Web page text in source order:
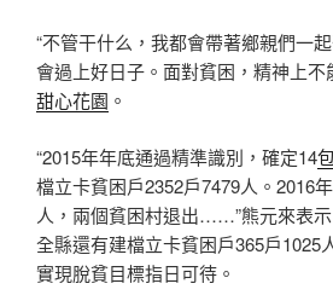
“不管干什么，我都會帶著鄉親們一
會過上好日子。面對貧困，精神上不
甜心花園 。
“2015年年底通過精準識別，確定14
檔立卡貧困戶2352戶7479人。2016
人，兩個貧困村退出……”熊元來表示
全縣還有建檔立卡貧困戶365戶1025
實現脫貧目標指日可待。